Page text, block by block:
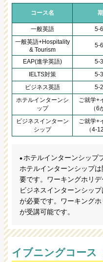
コース名
一般英語
5-
一般英語+Hospitality
& Tourism
5-
EAP(進学英語)
5-
IELTS対策
5-
ビジネス英語
5-
ホテルインターンシ
ップ
ご就学+
（6
ビジネスインターン
シップ
ご就学+
（4-
ホテルインターンシップ
ホテルインターンシップ
要です。ワーキングホリデ
ビジネスインターンシッ
が必要です。ワーキング
が受講可能です。
イブニングコース